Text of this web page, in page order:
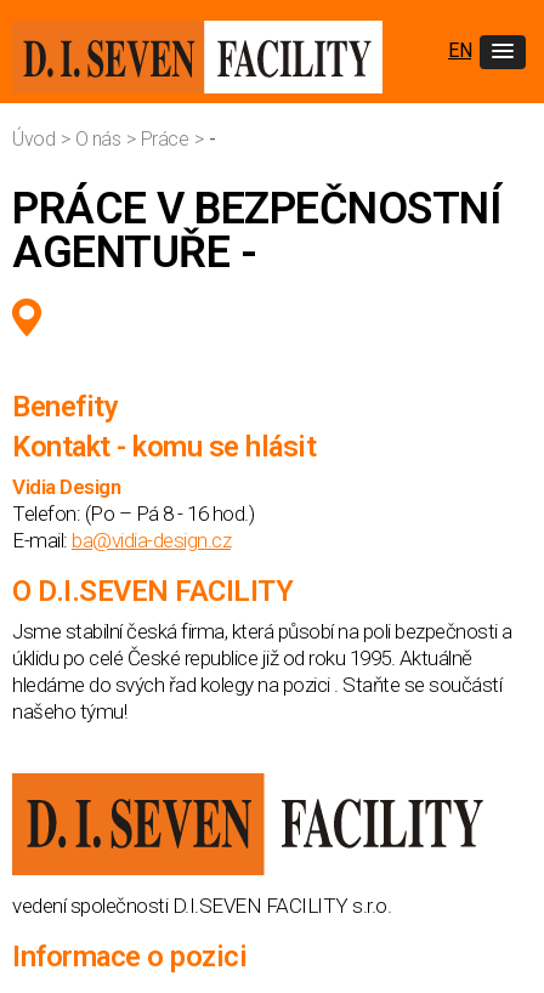
EN
Úvod > O nás > Práce > -
PRÁCE V BEZPEČNOSTNÍ
AGENTUŘE -
Benefity
Kontakt - komu se hlásit
Vidia Design
Telefon: (Po – Pá 8 - 16 hod.)
E-mail: ba@vidia-design.cz
O D.I.SEVEN FACILITY
Jsme stabilní česká firma, která působí na poli bezpečnosti a
úklidu po celé České republice již od roku 1995. Aktuálně
hledáme do svých řad kolegy na pozici . Staňte se součástí
našeho týmu!
vedení společnosti D.I.SEVEN FACILITY s.r.o.
Informace o pozici